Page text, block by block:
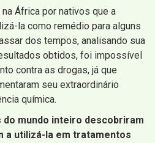
África por nativos que a
la como remédio para alguns
dos tempos, analisando sua
obtidos, foi impossível
contra as drogas, já que
seu extraordinário
química.
do mundo inteiro descobriram
a utilizá-la em tratamentos